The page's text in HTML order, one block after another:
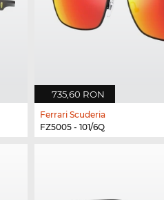
735,60 RON
Ferrari Scuderia
FZ5005 - 101/6Q